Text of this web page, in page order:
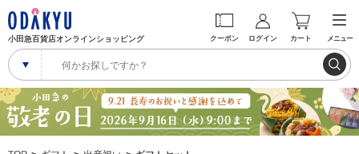
小田急百貨店オンラインショッピング クーポン ログイン カート メニュー